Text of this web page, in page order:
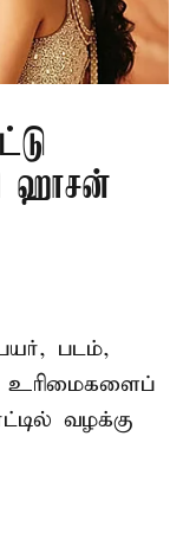
ஹாசன்
படம்,
உரிமைகளைப்
வழக்கு